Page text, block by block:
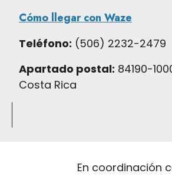
Cómo llegar con Waze
Teléfono: (506) 2232-2479
Apartado postal: 84190-
Costa Rica
En coordinación